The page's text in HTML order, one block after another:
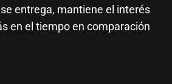
entrega, mantiene el interés
en el tiempo en comparación